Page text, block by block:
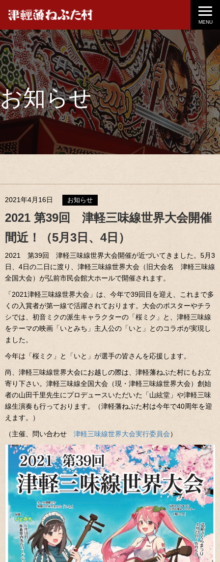
MENU
お知らせ
2021年4月16日 お知らせ
2021 第39回 津軽三味線世界大会開催
間近！（5月3日、4日）
2021 第39回 津軽三味線世界大会開催が近づいてきました。5月3
日、4日の二日に渡り、津軽三味線世界大会（旧大会名 津軽三味線
全国大会）が弘前市民会館大ホールで開催されます。
「2021津軽三味線世界大会」は、今年で39回目を迎え、これまで多
くの入賞者が第一線で活躍されております。大会のポスターやチラ
シでは、初音ミクの派生キャラクターの「桜ミク」と、津軽三味線
をテーマの映画「いとみち」主人公の「いと」とのコラボが実現し
ました。
今年は「桜ミク」と「いと」が選手の皆さんを応援します。
尚、津軽三味線世界大会にお越しの際は、津軽藩ねぷた村にもお立
寄り下さい。津軽三味線全国大会（現・津軽三味線世界大会）創始
者の山田千里先生にプロデュースいただいた「山絃堂」や津軽三味
線生演奏も行っております。（津軽藩ねぷた村は今年で40周年を迎
えます。）
（主催、問い合わせ 津軽三味線世界大会実行委員会）